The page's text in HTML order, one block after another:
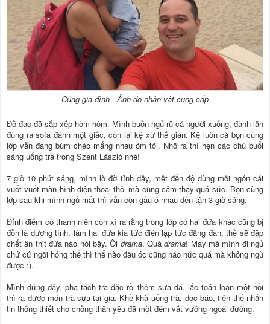
Cùng gia đình - Ảnh do nhân vật cung cấp
Đồ đạc đã sắp xếp hòm hòm. Mình buồn ngủ rũ cả người xuống, đành lăn
đùng ra sofa đánh một giấc, còn lại kệ xừ thế gian. Kệ luôn cả bọn cùng
lớp vẫn đang bùm chéo mắng nhau ỏm tỏi. Nhỡ ra thì hẹn các chú buổi
sáng uống trà trong Szent László nhé!
7 giờ 10 phút sáng, mình lờ đờ tỉnh dậy, mệt đến độ dùng mỗi ngón cái
vuốt vuốt màn hình điện thoại thôi mà cũng cảm thấy quá sức. Bọn cùng
lớp sau khi mình ngủ mất thì vẫn còn gấu ó nhau đến tận 3 giờ sáng.
Đỉnh điểm có thanh niên còn xì ra rằng trong lớp có hai đứa khác cũng bị
đồn là dương tính, làm hai đứa kia tức điên lập tức đăng đàn, thề sẽ đập
chết ăn thịt đứa nào nói bậy. Ôi drama. Quádrama! May mà mình đi ngủ
chứ cứ ngồi hóng thế thì thể nào đầu óc cũng háo hức quá mà không ngủ
được :).
Mình đứng dậy, pha tách trà đặc rồi thêm sữa đá, lắc toán loạn một hồi
thì ra được món trà sữa tại gia. Khề khà uống trà, đọc báo, tiện thể nhắn
tin thống thiết cho chồng thân yêu đã một đêm vất vưởng ngoài đường.